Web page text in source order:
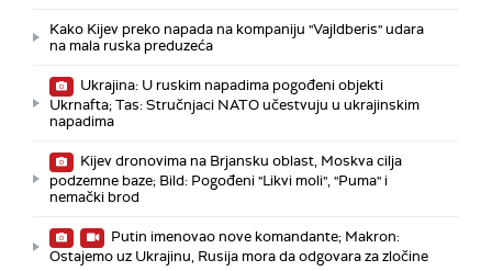
Kako Kijev preko napada na kompaniju "Vajldberis" udara
na mala ruska preduzeća
Ukrajina: U ruskim napadima pogođeni objekti
Ukrnafta; Tas: Stručnjaci NATO učestvuju u ukrajinskim
napadima
Kijev dronovima na Brjansku oblast, Moskva cilja
podzemne baze; Bild: Pogođeni "Likvi moli", "Puma" i
nemački brod
Putin imenovao nove komandante; Makron:
Ostajemo uz Ukrajinu, Rusija mora da odgovara za zločine